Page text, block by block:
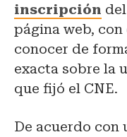
inscripción
página web,
conocer de
exacta sobre la
que fijó el CNE.
De acuerdo con